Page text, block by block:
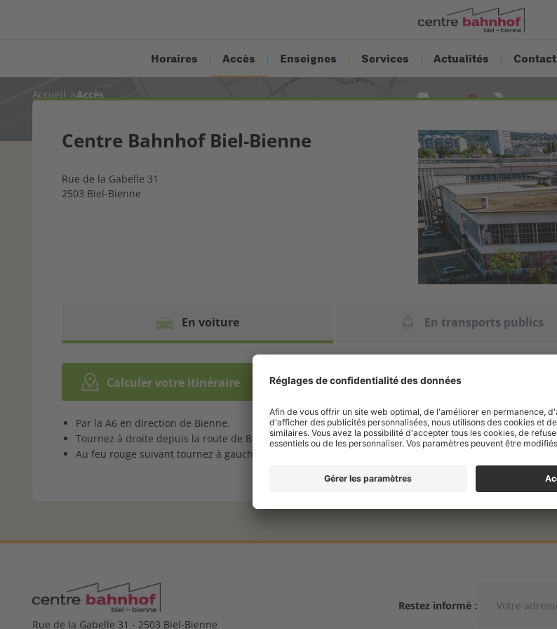
Horaires Accès Enseignes Services Actualités Contact
Accueil Accès Accès
Centre Bahnhof Biel-Bienne
Rue de la Gabelle 31
2503 Biel-Bienne
En voiture En transports publics
Calculer votre itinéraire
Par la A6 en direction de Bienne.
Tournez à droite depuis la route de Berne en direction du parking de la gare.
Au feu rouge suivant tournez à gauche et vous verrez notre parking sur votre droite.
Rue de la Gabelle 31 - 2503 Biel-Bienne
Restez informé :